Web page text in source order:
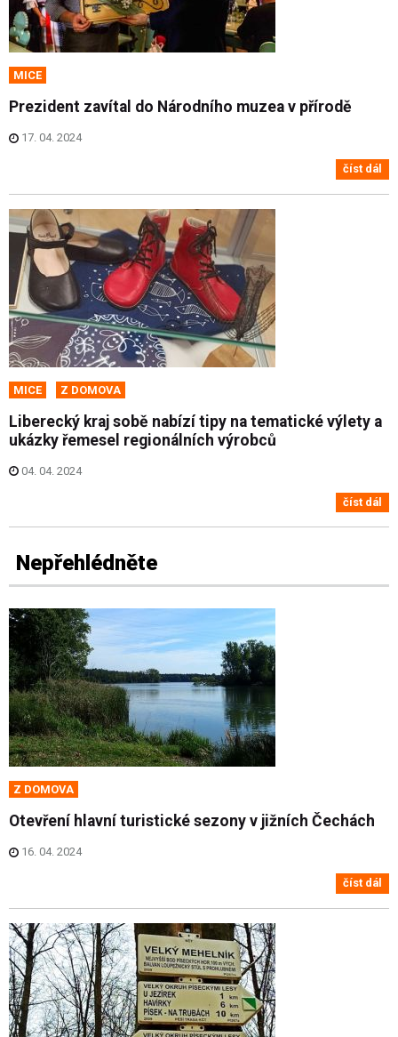
MICE
Prezident zavítal do Národního muzea v přírodě
17. 04. 2024
číst dál
MICE Z DOMOVA
Liberecký kraj sobě nabízí tipy na tematické výlety a
ukázky řemesel regionálních výrobců
04. 04. 2024
číst dál
Nepřehlédněte
Z DOMOVA
Otevření hlavní turistické sezony v jižních Čechách
16. 04. 2024
číst dál